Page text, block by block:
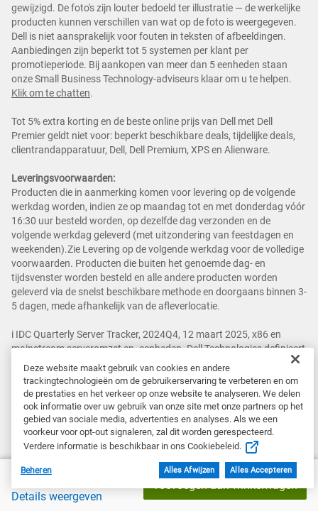
Prijs van Dell
€ 1.498,80
Details weergeven
gewijzigd. De foto's zijn louter bedoeld ter illustratie — de werkelijke
producten kunnen verschillen van wat op de foto is weergegeven.
Dell is niet aansprakelijk voor fouten in teksten of afbeeldingen.
Aanbiedingen zijn beperkt tot 5 systemen per klant per
promotieperiode. Bij aankopen van meer dan 5 eenheden staan
onze Small Business Technology-adviseurs klaar om u te helpen.
Klik om te chatten.
Tot 5% extra korting en de beste online prijs van Dell met Dell
Premier geldt niet voor: beperkt beschikbare deals, tijdelijke deals,
clientrandapparatuur, Dell, Dell Premium, XPS en Alienware.
Leveringsvoorwaarden:
Producten die in aanmerking komen voor levering op de volgende
werkdag worden, indien ze op maandag tot en met donderdag vóór
16:30 uur besteld worden, op dezelfde dag verzonden en de
volgende werkdag geleverd (met uitzondering van feestdagen en
weekenden).Zie Levering op de volgende werkdag voor de volledige
voorwaarden. Producten die buiten het genoemde dag- en
tijdsvenster worden besteld en alle andere producten worden
geleverd via de snelst beschikbare methode en doorgaans binnen 3-
5 dagen, mede afhankelijk van de afleverlocatie.
i IDC Quarterly Server Tracker, 2024Q4, 12 maart 2025, x86 en
mainstream serveromzet en -eenheden. Dell Technologies definieert
mainstream servers als standaard racks, towers, blades en grote
systemen. Het omzetaandeel voor x86 is statistisch gelijk. IDC
verklaart een statistisch gelijk in de wereldwijde servermarkt
wanneer er een verschil is van één procent of minder in het
omzetaandeel van twee of meer leveranciers.
Handelsmerken:
Dell Technologies, Dell en andere handelsmerken zijn
handelsmerken van Dell Inc. of haar dochterondernemingen.
Microsoft en Windows zijn geregistreerde handelsmerken van
Microsoft Corporation in de VS. Ultrabook, Celeron, Celeron Inside,
Deze website maakt gebruik van cookies en andere
trackingtechnologieën om de gebruikerservaring te verbeteren en om
de prestaties en het verkeer op onze website te analyseren. We delen
ook informatie over uw gebruik van onze site met onze partners op het
gebied van sociale media, advertenties en analyses. Als we een
voorkeur voor opt-out signaleren, zal dit worden gerespecteerd.
Verdere informatie is beschikbaar in ons Cookiebeleid.
Beheren Alles Afwijzen Alles Accepteren